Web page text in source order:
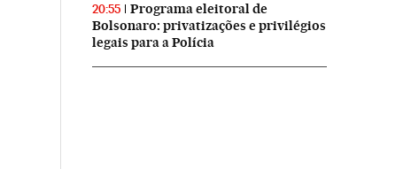
20:55
Programa eleitoral de
Bolsonaro: privatizações e privilégios
legais para a Polícia